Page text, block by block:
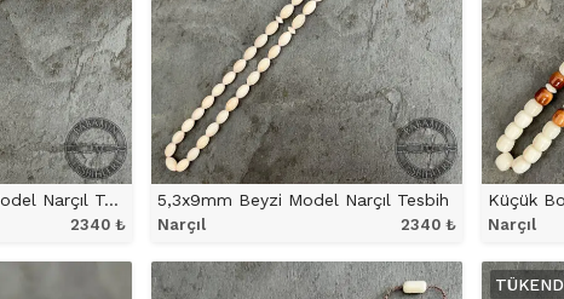
5,5×9,5mm Kapsül Model Narçıl Tesbih
2340 ₺
5,3x9mm Beyzi Model Narçıl Tesbih
Narçıl 2340 ₺
ÜRÜNÜ İNCELE
Narçıl